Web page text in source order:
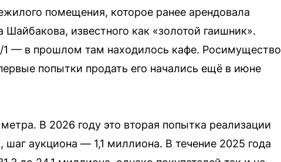
помещения, которое ранее арендовала
известного как «золотой гаишник».
— в прошлом там находилось кафе. Росимущество
попытки продать его начались ещё в июне
В 2026 году это вторая попытка реализации
аукциона — 1,1 миллиона. В течение 2025 года